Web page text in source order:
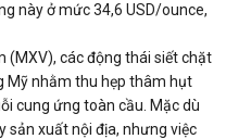
này ở mức 34,6 USD/ounce,
(MXV), các động thái siết chặt
Mỹ nhằm thu hẹp thâm hụt
cung ứng toàn cầu. Mặc dù
sản xuất nội địa, nhưng việc